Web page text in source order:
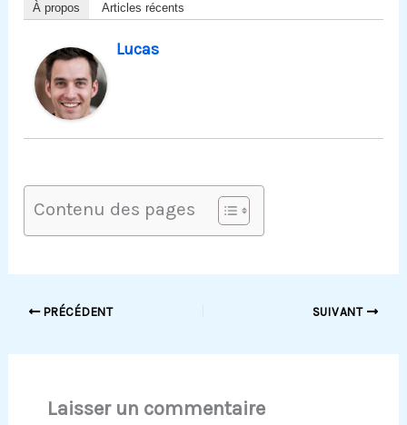
À propos Articles récents
Lucas
Contenu des pages
PRÉCÉDENT SUIVANT
Laisser un commentaire